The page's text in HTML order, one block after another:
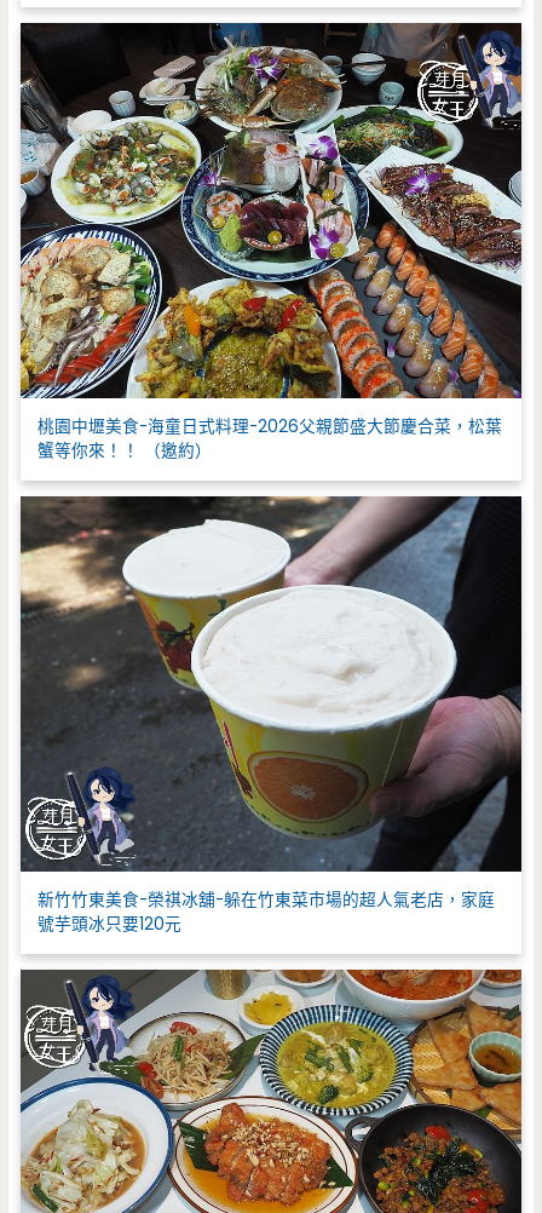
桃園中壢美食-海童日式料理-2026父親節盛大節慶合菜，松葉
蟹等你來！！ （邀約）
新竹竹東美食-榮祺冰舖-躲在竹東菜市場的超人氣老店，家庭
號芋頭冰只要120元